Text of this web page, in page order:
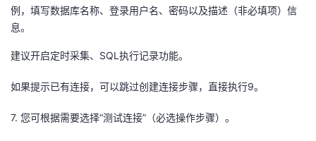
例，填写数据库名称、登录用户名、密码以及描述（非必填项）信
息。
建议开启定时采集、SQL执行记录功能。
如果提示已有连接，可以跳过创建连接步骤，直接执行9。
7. 您可根据需要选择“测试连接”（必选操作步骤）。